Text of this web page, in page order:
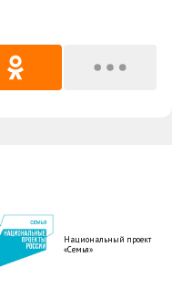
Национальный проект
«Семья»